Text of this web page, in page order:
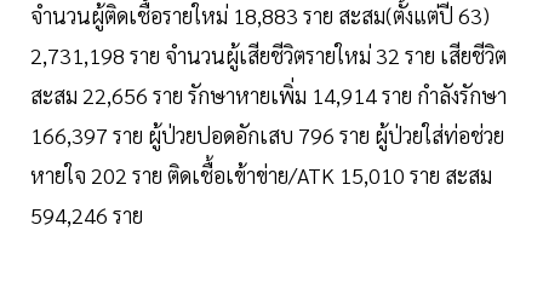
จำนวนผู้ติดเชื้อรายใหม่ 18,883 ราย สะสม(ตั้งแต่ปี 63)
2,731,198 ราย จำนวนผู้เสียชีวิตรายใหม่ 32 ราย เสียชีวิต
สะสม 22,656 ราย รักษาหายเพิ่ม 14,914 ราย กำลังรักษา
166,397 ราย ผู้ป่วยปอดอักเสบ 796 ราย ผู้ป่วยใส่ท่อช่วย
หายใจ 202 ราย ติดเชื้อเข้าข่าย/ATK 15,010 ราย สะสม
594,246 ราย